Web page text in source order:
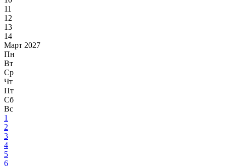
11
12
13
14
Март 2027
Пн
Вт
Ср
Чт
Пт
Сб
Вс
1
2
3
4
5
6